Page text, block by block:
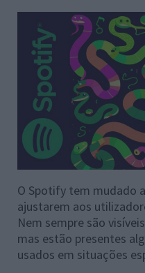
O Spotify tem mudado
ajustarem aos
Nem sempre são
mas estão presentes
usados em situações